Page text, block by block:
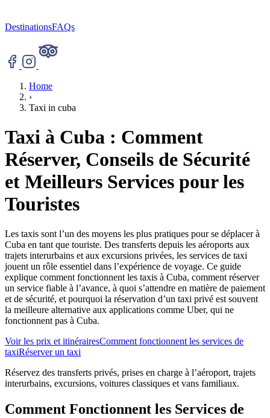
DestinationsFAQs
Home
›
Taxi in cuba
Taxi à Cuba : Comment
Réserver, Conseils de Sécurité
et Meilleurs Services pour les
Touristes
Les taxis sont l’un des moyens les plus pratiques pour se déplacer à
Cuba en tant que touriste. Des transferts depuis les aéroports aux
trajets interurbains et aux excursions privées, les services de taxi
jouent un rôle essentiel dans l’expérience de voyage. Ce guide
explique comment fonctionnent les taxis à Cuba, comment réserver
un service fiable à l’avance, à quoi s’attendre en matière de paiement
et de sécurité, et pourquoi la réservation d’un taxi privé est souvent
la meilleure alternative aux applications comme Uber, qui ne
fonctionnent pas à Cuba.
Voir les prix et itinérairesComment fonctionnent les services de
taxiRéserver un taxi
Réservez des transferts privés, prises en charge à l’aéroport, trajets
interurbains, excursions, voitures classiques et vans familiaux.
Comment Fonctionnent les Services de